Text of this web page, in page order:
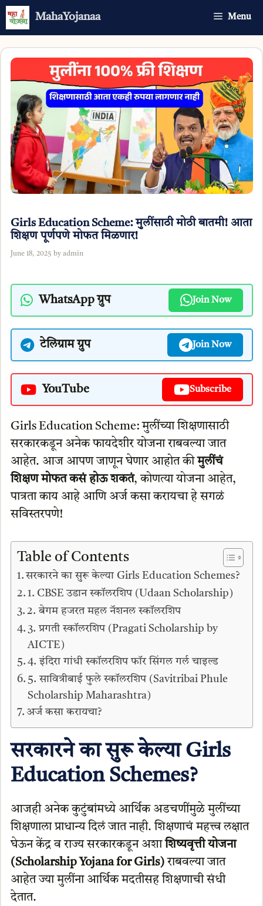
Skip
MahaYojanaa Menu
Girls Education Scheme: मुलींसाठी मोठी बातमी! आता
शिक्षण पूर्णपणे मोफत मिळणार!
June 18, 2025 by admin
WhatsApp ग्रुप Join Now
टेलिग्राम ग्रुप Join Now
YouTube Subscribe
Girls Education Scheme: मुलींच्या शिक्षणासाठी
सरकारकडून अनेक फायदेशीर योजना राबवल्या जात
आहेत. आज आपण जाणून घेणार आहोत कीमुलींचं
शिक्षण मोफत कसं होऊ शकतं, कोणत्या योजना आहेत,
पात्रता काय आहे आणि अर्ज कसा करायचा हे सगळं
सविस्तरपणे!
Table of Contents
सरकारने का सुरू केल्या Girls Education Schemes?
1. CBSE उडान स्कॉलरशिप (Udaan Scholarship)
2. बेगम हजरत महल नॅशनल स्कॉलरशिप
3. प्रगती स्कॉलरशिप (Pragati Scholarship by
AICTE)
4. इंदिरा गांधी स्कॉलरशिप फॉर सिंगल गर्ल चाइल्ड
5. सावित्रीबाई फुले स्कॉलरशिप (Savitribai Phule
Scholarship Maharashtra)
अर्ज कसा करायचा?
सरकारने का सुरू केल्या Girls
Education Schemes?
आजही अनेक कुटुंबांमध्ये आर्थिक अडचणींमुळे मुलींच्या
शिक्षणाला प्राधान्य दिलं जात नाही. शिक्षणाचं महत्त्व लक्षात
घेऊन केंद्र व राज्य सरकारकडून अशाशिष्यवृत्ती योजना
(Scholarship Yojana for Girls)राबवल्या जात
आहेत ज्या मुलींना आर्थिक मदतीसह शिक्षणाची संधी
देतात.